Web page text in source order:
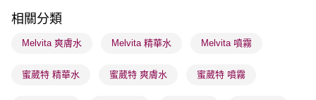
每筆HK$65.00，滿HK$300.00或以上免運費
確認發貨後1-3 工作天送達，訂單將隨機分配至SF順豐速運或京東
相關分類
Melvita 爽膚水 Melvita 精華水 Melvita 噴霧
蜜葳特 精華水 蜜葳特 爽膚水 蜜葳特 噴霧